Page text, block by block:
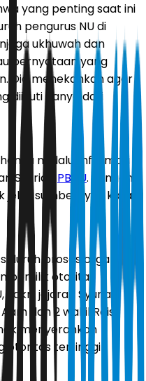
yang penting saat ini
pengurus NU di
ukhuwah dan
pernyataan yang
Dia menekankan agar
diikuti hanya dari
melalui informasi
Syuriah PBNU. Jangan
sumbernya,” kata
proses organisasi
pemilik otoritas
jajaran Syuriah
dan 2 wakil Rais
menyerahkan
otoritas tertinggi